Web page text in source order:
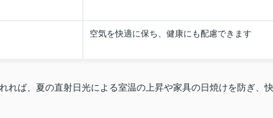
空気を快適に保ち、健康にも配慮できます
れば、夏の直射日光による室温の上昇や家具の日焼けを防ぎ、快